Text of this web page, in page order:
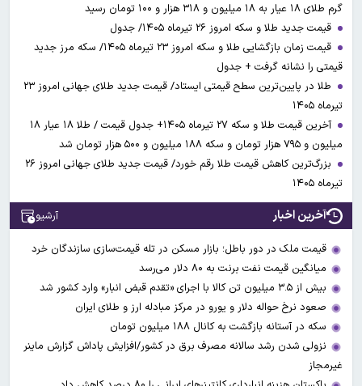
گرم طلای ۱۸ عیار به ۱۸ میلیون و ۳۱۸ هزار و ۱۰۰ تومان رسید
قیمت جدید طلا و سکه امروز ۲۶ تیرماه ۱۴۰۵/ جدول
قیمت زمان بازگشایی طلا و سکه امروز ۲۳ تیرماه ۱۴۰۵/ سکه مرز جدید
قیمتی را نشانه گرفت + جدول
طلا در پایین‌ترین سطح قیمتی ایستاد/ قیمت جدید طلای جهانی امروز ۲۳
تیرماه ۱۴۰۵
آخرین قیمت طلا و سکه ۲۷ تیرماه ۱۴۰۵+ جدول قیمت / طلا ۱۸ عیار ۱۸
میلیون و ۷۹۵ هزار تومان و سکه ۱۸۸ میلیون و ۵۰۰ هزار تومان شد
بزرگ‌ترین کاهش قیمت طلا رقم خورد/ قیمت جدید طلای جهانی امروز ۲۶
تیرماه ۱۴۰۵
آخرین اخبار آرشیو
قیمت ملک در دور باطل؛ بازار مسکن در تله قیمت‌سازی سازندگان خرد
میانگین قیمت نفت برنت به ۸۰ دلار می‌رسد
بیش از ۳.۵ میلیون تن کالا با اجرای «تقدم قبض انبار» وارد کشور شد
صعود نرخ حواله دلار و یورو در مرکز مبادله ارز و طلای ایران
سکه در آستانه بازگشت به کانال ۱۸۸ میلیون تومان
نزولی شدن رشد سالانه مصرف برق در کشور/افزایش پاداش گزارش ماینر
غیرمجاز